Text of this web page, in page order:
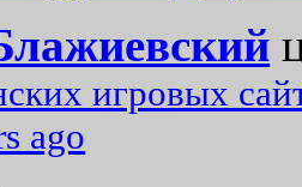
игровых
ago